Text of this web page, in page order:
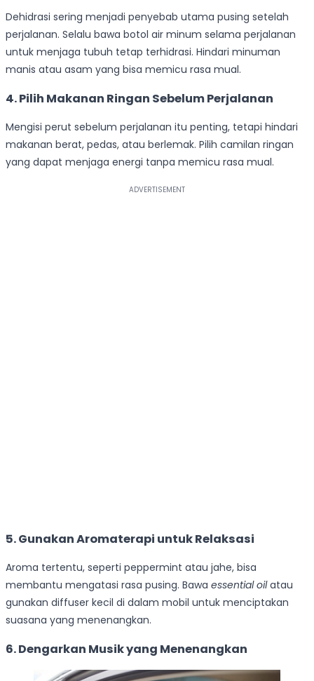
Dehidrasi sering menjadi penyebab utama pusing setelah
perjalanan. Selalu bawa botol air minum selama perjalanan
untuk menjaga tubuh tetap terhidrasi. Hindari minuman
manis atau asam yang bisa memicu rasa mual.
4. Pilih Makanan Ringan Sebelum Perjalanan
Mengisi perut sebelum perjalanan itu penting, tetapi hindari
makanan berat, pedas, atau berlemak. Pilih camilan ringan
yang dapat menjaga energi tanpa memicu rasa mual.
5. Gunakan Aromaterapi untuk Relaksasi
Aroma tertentu, seperti peppermint atau jahe, bisa
membantu mengatasi rasa pusing. Bawa essential oilatau
gunakan diffuser kecil di dalam mobil untuk menciptakan
suasana yang menenangkan.
6. Dengarkan Musik yang Menenangkan